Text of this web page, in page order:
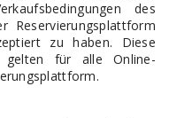
des
Reservierungsplattform
zu haben. Diese
gelten für alle Online-